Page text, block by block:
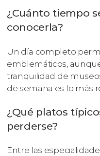
¿Cuánto tiempo
conocerla?
Un día completo
emblemáticos,
tranquilidad de
de semana es lo más
¿Qué platos
perderse?
Entre las